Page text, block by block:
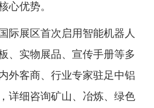
心优势。
际展区首次启用智能机器人
、实物展品、宣传手册等多
外客商、行业专家驻足中铝
详细咨询矿山、冶炼、绿色